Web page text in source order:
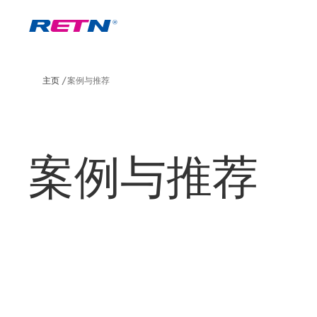
主页 案例与推荐
案例与推荐